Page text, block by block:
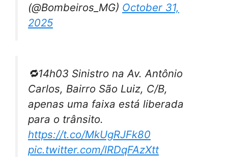
(@Bombeiros_MG) October 31,
2025
🔁14h03 Sinistro na Av. Antônio
Carlos, Bairro São Luiz, C/B,
apenas uma faixa está liberada
para o trânsito.
https://t.co/MkUgRJFk80
pic.twitter.com/lRDqFAzXtt